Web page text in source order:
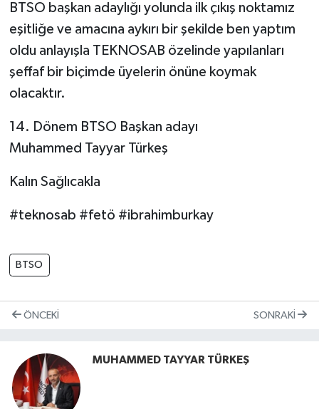
BTSO başkan adaylığı yolunda ilk çıkış noktamız
eşitliğe ve amacına aykırı bir şekilde ben yaptım
oldu anlayışla TEKNOSAB özelinde yapılanları
şeffaf bir biçimde üyelerin önüne koymak
olacaktır.
14. Dönem BTSO Başkan adayı
Muhammed Tayyar Türkeş
Kalın Sağlıcakla
#teknosab #fetö #ibrahimburkay
BTSO
ÖNCEKI SONRAKI
MUHAMMED TAYYAR TÜRKEŞ